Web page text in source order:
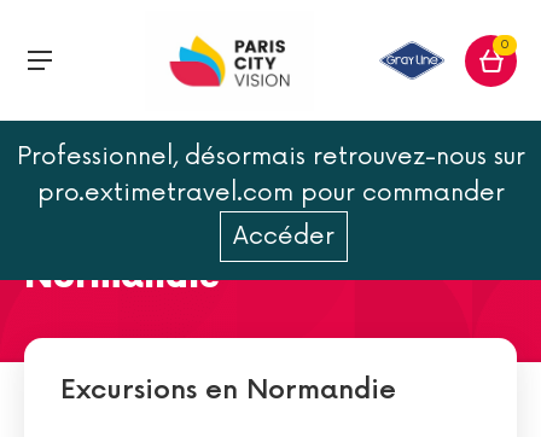
0
Professionnel, désormais retrouvez-nous sur
pro.extimetravel.com pour commander
Accéder
Les 5 plages du
débarquement en
Normandie
Excursions en Normandie